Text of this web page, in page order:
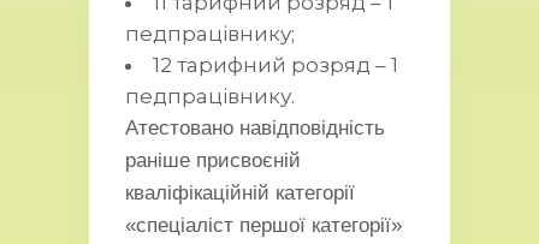
педпрацівнику;
12 тарифний розряд – 1
педпрацівнику.
Атестовано навідповідність
раніше присвоєній
кваліфікаційній категорії
«спеціаліст першої категорії»